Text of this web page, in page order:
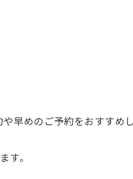
早めのご予約をおすすめ
す。